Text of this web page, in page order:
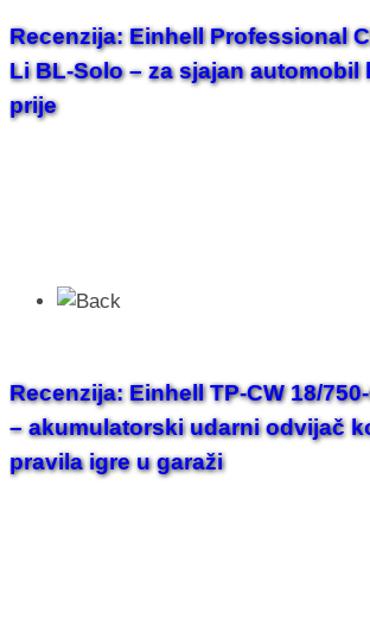
Recenzija: Einhell Professional
Li BL-Solo – za sjajan automobil
prije
Recenzija: Einhell TP-CW 18/
– akumulatorski udarni odvijač
pravila igre u garaži